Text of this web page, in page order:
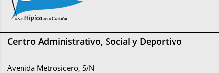
Centro Administrativo, Social y Deportivo
Avenida Metrosidero, S/N